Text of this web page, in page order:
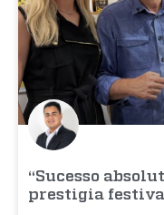
“Sucesso
prestigia